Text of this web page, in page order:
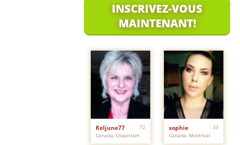
INSCRIVEZ-VOUS
MAINTENANT!
Keljune77
72
Canada, Coquitlam
sophie
33
Canada, Montreal